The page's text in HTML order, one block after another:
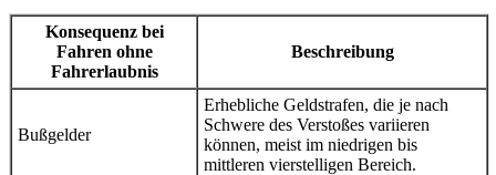
Konsequenz bei
Fahren ohne
Fahrerlaubnis
Beschreibung
Bußgelder
Erhebliche Geldstrafen, die je nach
Schwere des Verstoßes variieren
können, meist im niedrigen bis
mittleren vierstelligen Bereich.